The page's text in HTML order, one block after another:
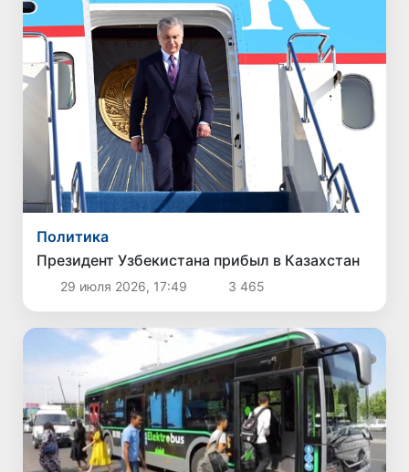
Политика
Президент Узбекистана прибыл в Казахстан
29 июля 2026, 17:49 3 465